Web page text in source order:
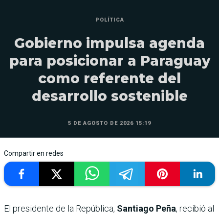
POLÍTICA
Gobierno impulsa agenda
para posicionar a Paraguay
como referente del
desarrollo sostenible
5 DE AGOSTO DE 2026 15:19
Compartir en redes
El presidente de la República, Santiago Peña, recibió al